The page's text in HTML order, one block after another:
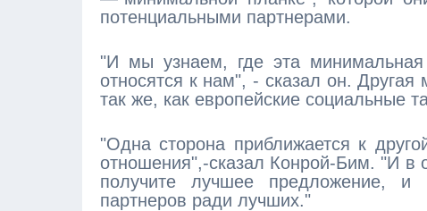
потенциальными партнерами.
"И мы узнаем, где эта
относятся к нам", - сказал он.
так же, как европейские социальные
"Одна сторона приближается к
отношения",-сказал Конрой-Бим. "И в
получите лучшее предложение,
партнеров ради лучших."